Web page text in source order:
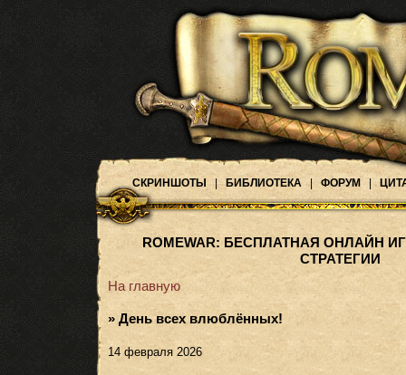
СКРИНШОТЫ БИБЛИОТЕКА ФОРУМ
ROMEWAR: БЕСПЛАТНАЯ ОНЛАЙН
СТРАТЕГИИ
На главную
» День всех влюблённых!
14 февраля 2026